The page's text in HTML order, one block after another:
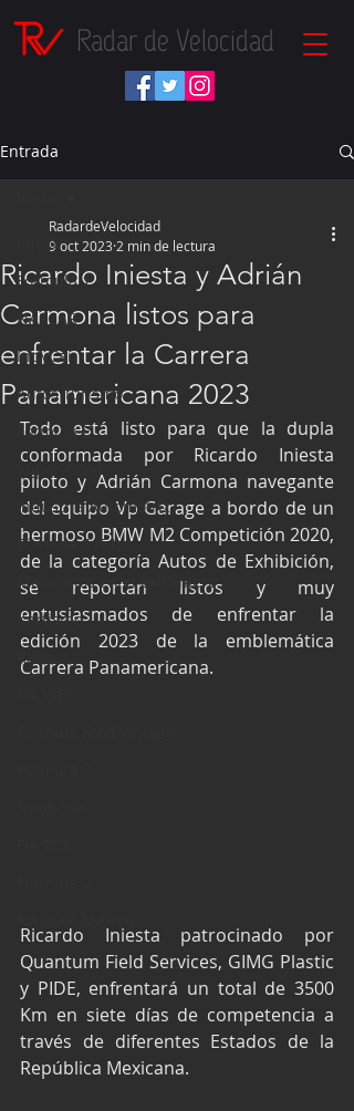
Radar de Velocidad
Entrada
Inicio
Fórmula 1
NASCAR
IndyCar
Autos Turismo
Fórmula E
Súper Copa
Industria Automotriz
Fórmula 4 (F4)
Mexicanos en el extranjero
Kartismo
Rally
Ricardo Iniesta y Adrián
Carmona listos para
enfrentar la Carrera
Panamericana 2023
RadardeVelocidad
9 oct 2023 2 min de lectura
Todo está listo para que la dupla
conformada por Ricardo Iniesta
piloto y Adrián Carmona navegante
del equipo Vp Garage a bordo de un
hermoso BMW M2 Competición 2020,
de la categoría Autos de Exhibición,
se reportan listos y muy
entusiasmados de enfrentar la
edición 2023 de la emblemática
Carrera Panamericana.
Ricardo Iniesta patrocinado por
Quantum Field Services, GIMG Plastic
y PIDE, enfrentará un total de 3500
Km en siete días de competencia a
través de diferentes Estados de la
República Mexicana.